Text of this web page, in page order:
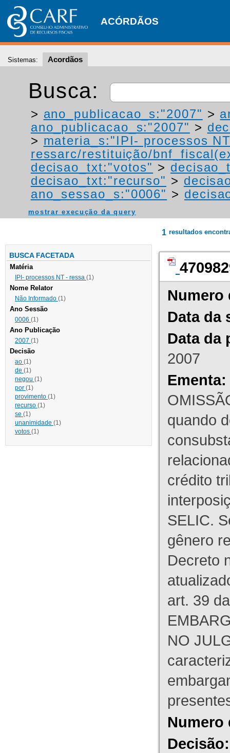
ACÓRDÃOS
Sistemas: Acordãos
Busca:
> ano_publicacao_s:"2007" >
ano_publicacao_s:"2007" >
> materia_s:"IPI- processos
ressarc/restituição/
decisao_txt:"votos" >
decisao_txt:"recurso" >
ano_sessao_s:"0006" >
mostrar execução da query
BUSCA FACETADA
Matéria
IPI- processos NT - ressa (1)
Nome Relator
Não Informado (1)
Ano Sessão
0006 (1)
Ano Publicação
2007 (1)
Decisão
ao (1)
de (1)
negou (1)
por (1)
provimento (1)
recurso (1)
se (1)
unanimidade (1)
votos (1)
1 resultados
Numero
Data da
Data da
2007
Ementa:
quando
crédito
SELIC.
gênero
Decreto
art. 39
NO
Numero
Decisão: